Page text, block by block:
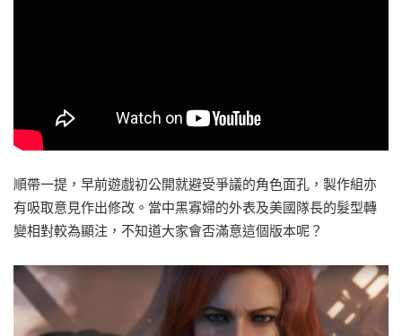
順帶一提，早前遊戲初公開就避受爭議的角色面孔，製作組亦
有吸取意見作出修改。當中黑寡婦的外表及美國隊長的髮型轉
變相對較為顯注，不知道大家會否滿意這個版本呢？